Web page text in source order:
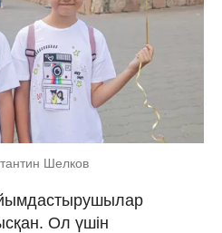
Шелков
Ол үшін